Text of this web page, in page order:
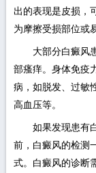
出的表现是皮损，
为摩擦受损部位或
大部分白癜风患
部瘙痒。身体免疫
病，如脱发、过敏
高血压等。
如果发现患有白
前，白癜风的检测
式。白癜风的诊断